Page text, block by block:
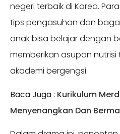
negeri terbaik di Korea.
tips pengasuhan dan
anak bisa belajar dengan
memberikan asupan
akademi bergengsi.
Baca Juga : Kurikulum
Menyenangkan Dan